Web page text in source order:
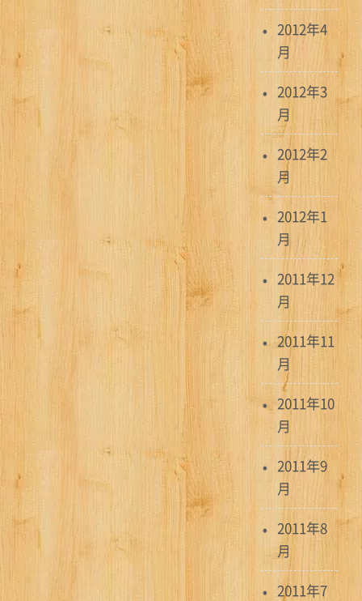
2012年4
月
2012年3
月
2012年2
月
2012年1
月
2011年12
月
2011年11
月
2011年10
月
2011年9
月
2011年8
月
2011年7